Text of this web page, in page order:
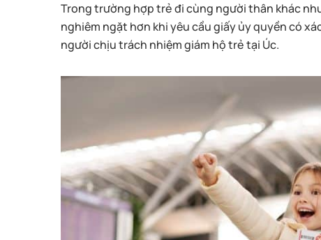
Trong trường hợp trẻ đi cùng người thân khác
nghiêm ngặt hơn khi yêu cầu giấy ủy quyền có
người chịu trách nhiệm giám hộ trẻ tại Úc.